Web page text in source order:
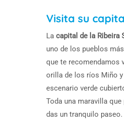
Visita su
La capital de la Ribeira
uno de los pueblos
que te recomendamos
orilla de los ríos Miño
escenario verde
Toda una maravilla
das un tranquilo paseo.